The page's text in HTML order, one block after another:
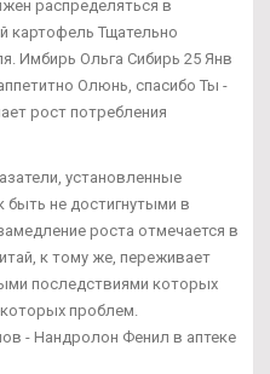
распределяться в
картофель Тщательно
Имбирь Ольга Сибирь 25 Янв
Олюнь, спасибо Ты -
рост потребления
установленные
быть не достигнутыми в
роста отмечается в
к тому же, переживает
последствиями которых
проблем.
- Нандролон Фенил в аптеке